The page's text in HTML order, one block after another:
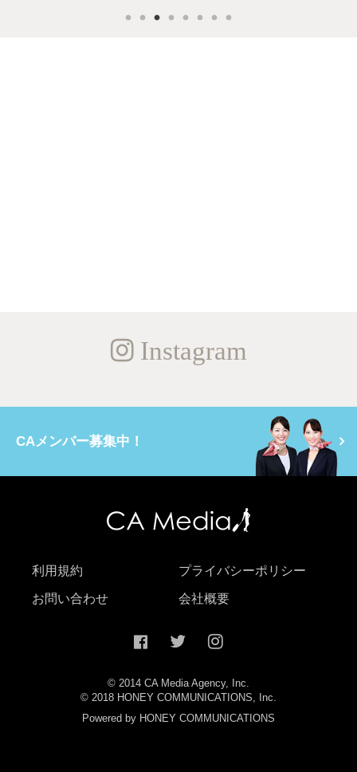
Instagram
CAメンバー募集中！
利用規約 プライバシーポリシー
お問い合わせ 会社概要
© 2014 CA Media Agency, Inc.
© 2018 HONEY COMMUNICATIONS, Inc.
Powered by HONEY COMMUNICATIONS